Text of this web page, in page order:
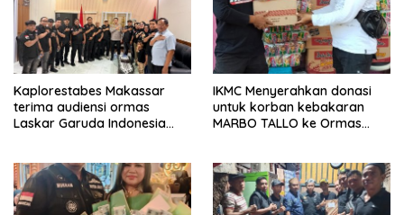
Kaplorestabes Makassar
terima audiensi ormas
Laskar Garuda Indonesia
IKMC Menyerahkan donasi
untuk korban kebakaran
MARBO TALLO ke Ormas